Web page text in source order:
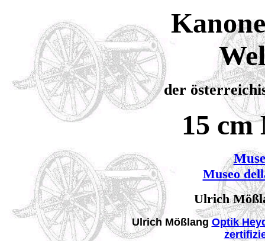
der
15 cm
Museo
Ulrich
Ulrich Mößlang Optik